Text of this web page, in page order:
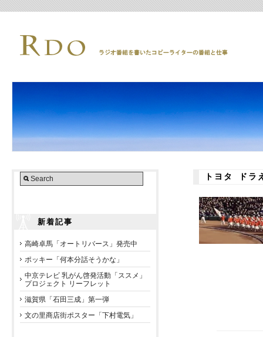
新着記事
高崎卓馬「オートリバース」発売中
ポッキー「何本分話そうかな」
中京テレビ 乳がん啓発活動「ススメ」
プロジェクト リーフレット
滋賀県「石田三成」第一弾
文の里商店街ポスター「下村電気」
トヨタ ドラ